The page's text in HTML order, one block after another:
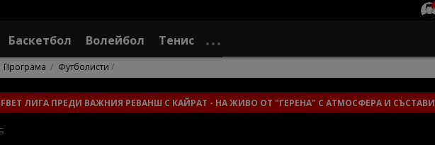
Баскетбол Волейбол Тенис
Програма Футболисти
ЛИГА ПРЕДИ ВАЖНИЯ РЕВАНШ С КАЙРАТ - НА ЖИВО ОТ "ГЕРЕНА" С АТМОСФЕРА И СЪСТАВИ